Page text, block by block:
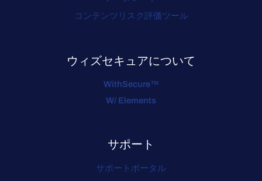
コンテンツリスク評価ツール
ウィズセキュアについて
WithSecure™
W/ Elements
サポート
サポートポータル